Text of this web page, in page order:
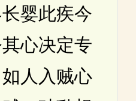
婴此疾今
心决定专
人入贼心